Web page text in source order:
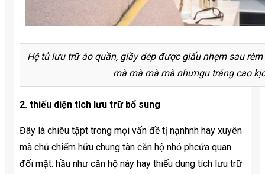
Hệ tủ lưu trữ áo quần, giầy dép được giấu nhẹm sau
mà mà mà mà nhưngu trắng cao
2. thiếu diện tích lưu trữ bổ sung
Đây là chiêu tậpt trong mọi vấn đề tị nạnhnh hay xuyên
mà chủ chiếm hữu chung tàn căn hộ nhỏ phcửa quan
đối mặt. hầu như căn hộ này hay thiếu dung tích lưu trữ